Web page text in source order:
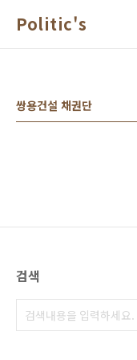
Politic's
쌍용건설 채권단
검색